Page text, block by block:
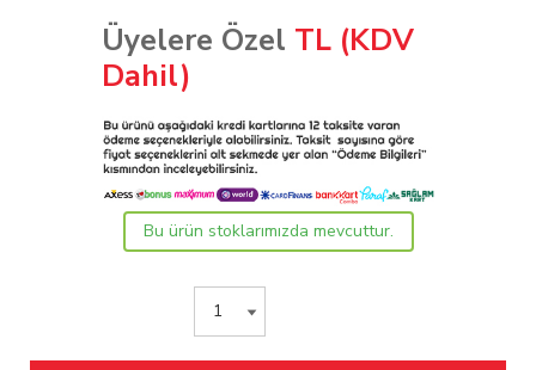
Üyelere Özel TL (KDV
Dahil)
Bu ürün stoklarımızda mevcuttur.